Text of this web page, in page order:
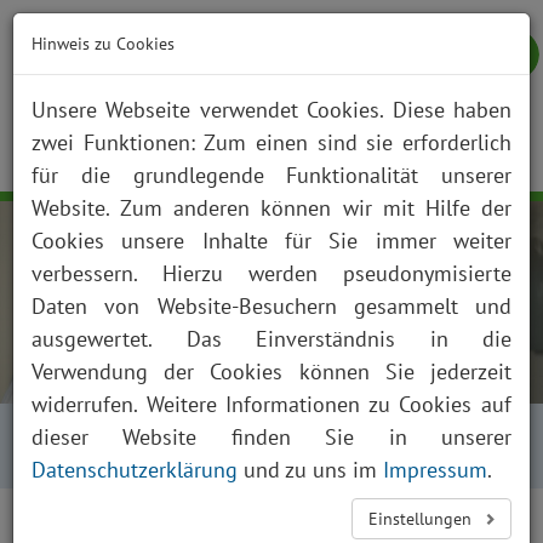
NOTFALL KONTAKT ANFAHRT JOBS SUCHE
Startseite Über uns
Aktuelles
Presse und News
Aktuelles Detailansicht
Hinweis zu Cookies
Unsere Webseite verwendet Cookies. Diese haben
zwei Funktionen: Zum einen sind sie erforderlich
für die grundlegende Funktionalität unserer
Website. Zum anderen können wir mit Hilfe der
Cookies unsere Inhalte für Sie immer weiter
verbessern. Hierzu werden pseudonymisierte
Daten von Website-Besuchern gesammelt und
ausgewertet. Das Einverständnis in die
Verwendung der Cookies können Sie jederzeit
widerrufen. Weitere Informationen zu Cookies auf
dieser Website finden Sie in unserer
Datenschutzerklärung und zu uns im Impressum.
Einstellungen